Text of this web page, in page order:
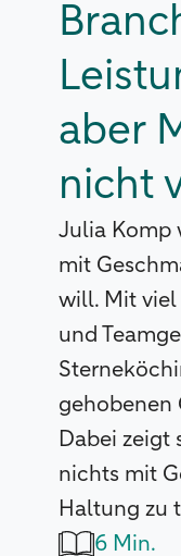
aber
nicht
Julia Komp
mit
will. Mit viel
und
gehobenen
Dabei zeigt
nichts mit
Haltung zu
6 Min.